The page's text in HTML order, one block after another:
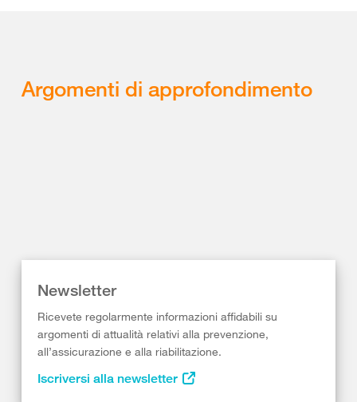
Argomenti di approfondimento
Newsletter
Ricevete regolarmente informazioni affidabili su
argomenti di attualità relativi alla prevenzione,
all’assicurazione e alla riabilitazione.
Iscriversi alla newsletter